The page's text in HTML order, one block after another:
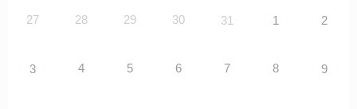
27 28 29 30 31 1 2
3 4 5 6 7 8 9